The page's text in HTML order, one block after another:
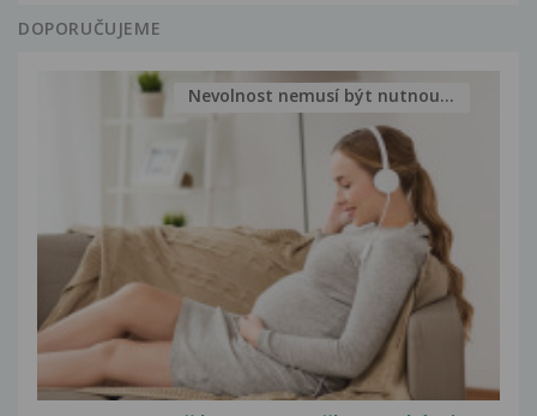
DOPORUČUJEME
Nevolnost nemusí být nutnou...